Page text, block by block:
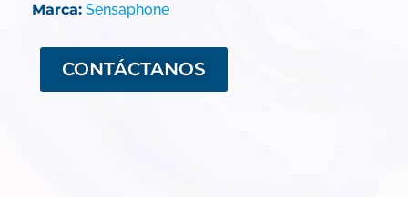
Marca: Sensaphone
CONTÁCTANOS